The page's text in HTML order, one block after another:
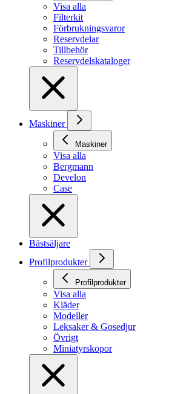
Visa alla
Filterkit
Förbrukningsvaror
Reservdelar
Tillbehör
Reservdelskataloger
Maskiner
Maskiner
Visa alla
Bergmann
Develon
Case
Bästsäljare
Profilprodukter
Profilprodukter
Visa alla
Kläder
Modeller
Leksaker & Gosedjur
Övrigt
Miniatyrskopor